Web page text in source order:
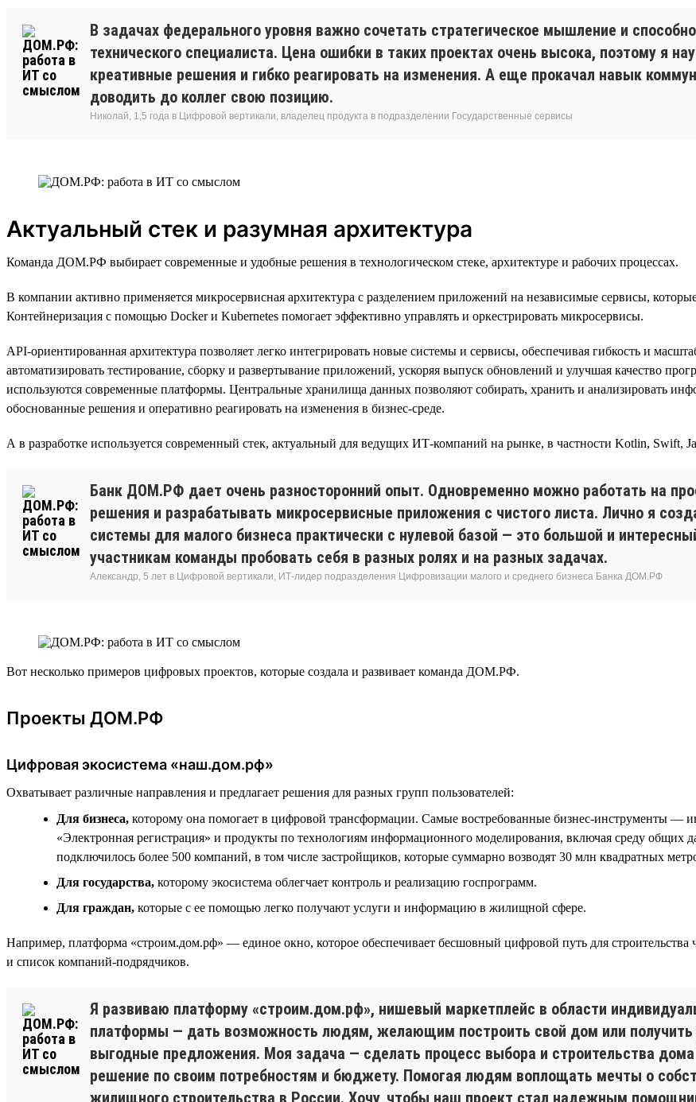
В задачах федерального уровня важно сочетать стратегическое мышление и
технического специалиста. Цена ошибки в таких проектах очень высока, поэтому я
креативные решения и гибко реагировать на изменения. А еще прокачал навык
доводить до коллег свою позицию.
Николай, 1,5 года в Цифровой вертикали, владелец продукта в подразделении Государственные сервисы
Актуальный стек и разумная архитектура
Команда ДОМ.РФ выбирает современные и удобные решения в технологическом стеке, архитектуре и рабочих процессах.
В компании активно применяется микросервисная архитектура с разделением приложений на независимые сервисы,
Контейнеризация с помощью Docker и Kubernetes помогает эффективно управлять и оркестрировать микросервисы.
API-ориентированная архитектура позволяет легко интегрировать новые системы и сервисы, обеспечивая гибкость и
автоматизировать тестирование, сборку и развертывание приложений, ускоряя выпуск обновлений и улучшая качество
используются современные платформы. Центральные хранилища данных позволяют собирать, хранить и анализировать
обоснованные решения и оперативно реагировать на изменения в бизнес-среде.
А в разработке используется современный стек, актуальный для ведущих ИТ-компаний на рынке, в частности Kotlin, Swift,
Банк ДОМ.РФ дает очень разносторонний опыт. Одновременно можно работать на
решения и разрабатывать микросервисные приложения с чистого листа. Лично я
системы для малого бизнеса практически с нулевой базой — это большой и
участникам команды пробовать себя в разных ролях и на разных задачах.
Александр, 5 лет в Цифровой вертикали, ИТ-лидер подразделения Цифровизации малого и среднего бизнеса Банка ДОМ.РФ
Вот несколько примеров цифровых проектов, которые создала и развивает команда ДОМ.РФ.
Проекты ДОМ.РФ
Цифровая экосистема «наш.дом.рф»
Охватывает различные направления и предлагает решения для разных групп пользователей:
Для бизнеса, которому она помогает в цифровой трансформации. Самые востребованные бизнес-инструменты —
«Электронная регистрация» и продукты по технологиям информационного моделирования, включая среду общих
подключилось более 500 компаний, в том числе застройщиков, которые суммарно возводят 30 млн квадратных
Для государства, которому экосистема облегчает контроль и реализацию госпрограмм.
Для граждан, которые с ее помощью легко получают услуги и информацию в жилищной сфере.
Например, платформа «строим.дом.рф» — единое окно, которое обеспечивает бесшовный цифровой путь для строительства
и список компаний-подрядчиков.
Я развиваю платформу «строим.дом.рф», нишевый маркетплейс в области
платформы — дать возможность людям, желающим построить свой дом или получить
выгодные предложения. Моя задача — сделать процесс выбора и строительства
решение по своим потребностям и бюджету. Помогая людям воплощать мечты о
жилищного строительства в России. Хочу, чтобы наш проект стал надежным